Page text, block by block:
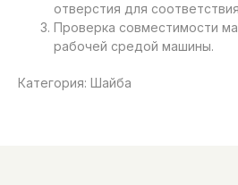
отверстия для
Проверка совместимости
рабочей средой машины.
Категория: Шайба